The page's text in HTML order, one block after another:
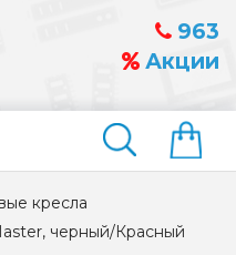
963
Акции
Найти
кресла
черный/Красный